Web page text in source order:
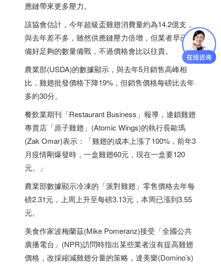
應鏈帶來更多壓力。
該協會估計，今年超級盃雞翅消費量約為14.2億支，
與去年差不多，雖然供應鏈壓力倍增，但業者早已準
備好足夠的數量備戰，不過價格會比以往貴。
農業部(USDA)的數據顯示，與去年5月銷售高峰相
比，雞翅批發價格下降19%，但銷售價格每磅比去年
多約30分。
餐飲業期刊「Restaurant Business」報導，連鎖雞翅
專賣店「原子雞翅」(Atomic Wings)的執行長歐瑪
(Zak Omar)表示：「雞翅的成本上漲了100%，前年3
月疫情剛爆發時，一盒雞翅60元，現在一盒要120
元。」
農業部數據顯示冷凍的「派對雞翅」零售價格去年每
磅2.31元，上周上升至每磅3.13元，本周已漲到3.55
元。
美食作家波梅蘭茲(Mike Pomeranz)接受「全國公共
廣播電台」(NPR)訪問時指出某些業者沒有提高雞翅
價格，改採縮減雞翅分量的策略，達美樂(Domino’s)